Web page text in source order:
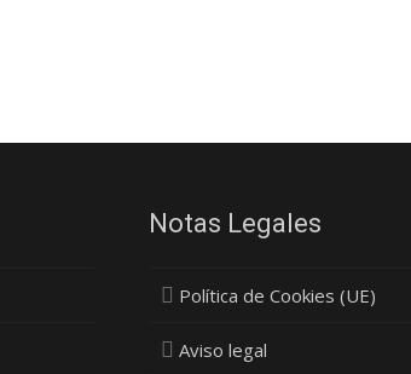
Notas Legales
Política de Cookies (UE)
Aviso legal